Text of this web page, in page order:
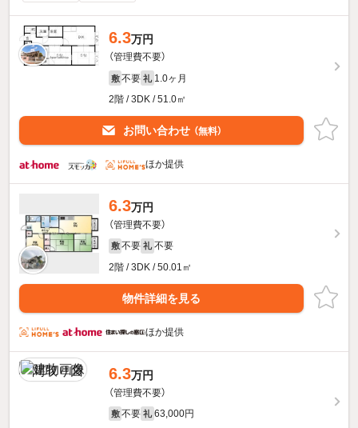
6.3万円
（管理費不要）
敷 不要 礼 1.0ヶ月
2階 / 3DK / 51.0㎡
お問い合わせ （無料）
ほか提供
6.3万円
（管理費不要）
敷 不要 礼 不要
2階 / 3DK / 50.01㎡
物件詳細を見る
ほか提供
6.3万円
（管理費不要）
敷 不要 礼 63,000円